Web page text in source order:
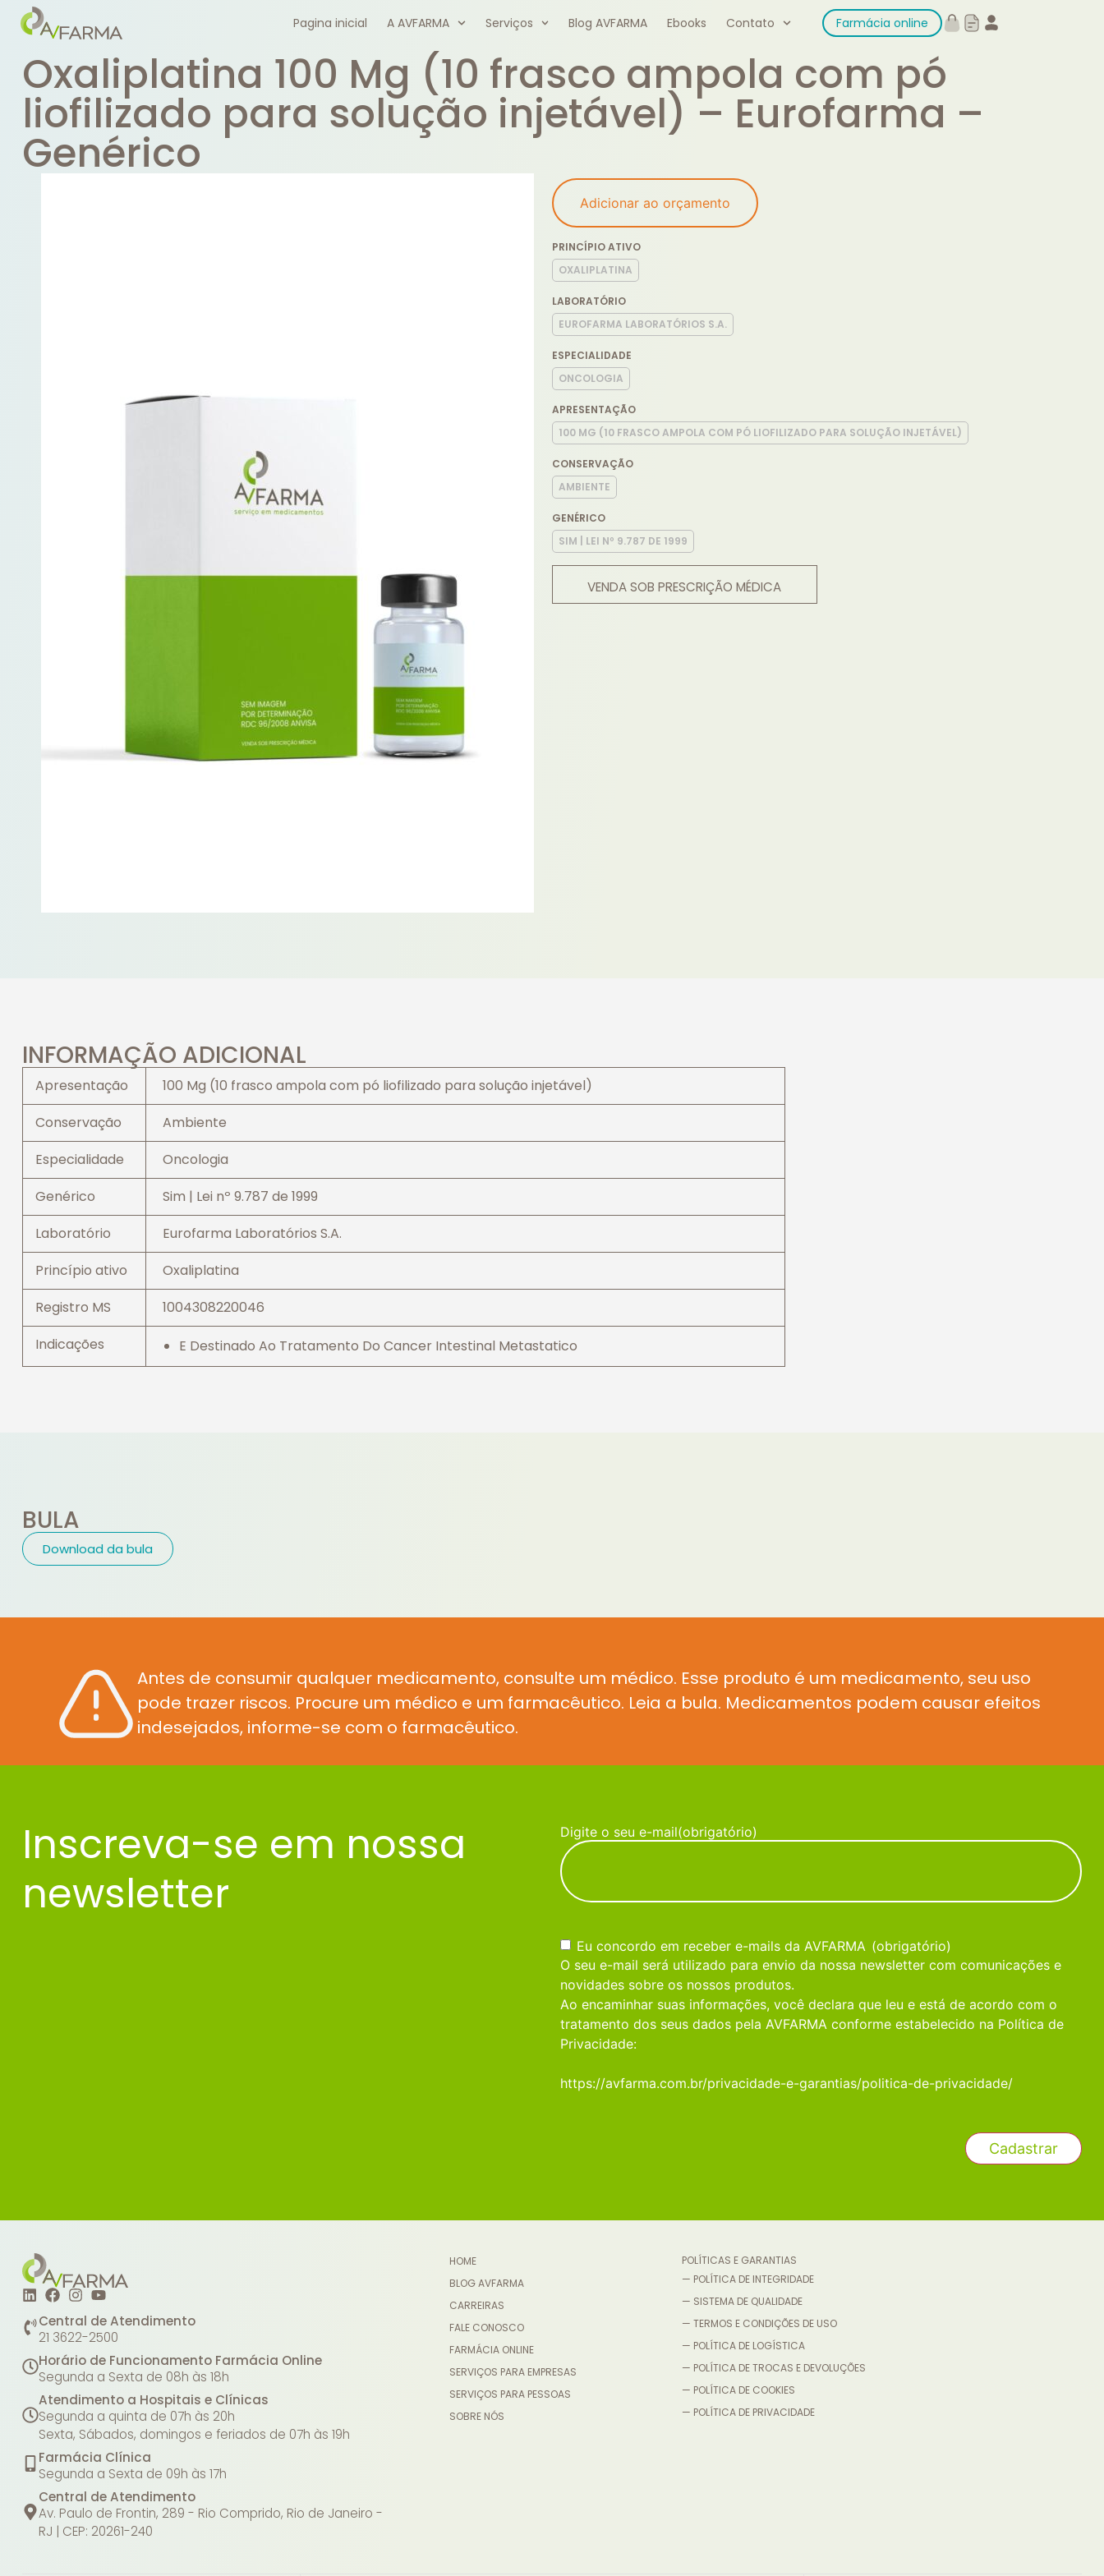
Pagina inicial A AVFARMA Serviços Blog AVFARMA Ebooks Contato Farmácia online
Oxaliplatina 100 Mg (10 frasco ampola com pó
liofilizado para solução injetável) – Eurofarma –
Genérico
Adicionar ao orçamento
PRINCÍPIO ATIVO
OXALIPLATINA
LABORATÓRIO
EUROFARMA LABORATÓRIOS S.A.
ESPECIALIDADE
ONCOLOGIA
APRESENTAÇÃO
100 MG (10 FRASCO AMPOLA COM PÓ LIOFILIZADO PARA SOLUÇÃO INJETÁVEL)
CONSERVAÇÃO
AMBIENTE
GENÉRICO
SIM | LEI Nº 9.787 DE 1999
VENDA SOB PRESCRIÇÃO MÉDICA
INFORMAÇÃO ADICIONAL
Apresentação
100 Mg (10 frasco ampola com pó liofilizado para solução injetável)
Conservação
Ambiente
Especialidade
Oncologia
Genérico
Sim | Lei nº 9.787 de 1999
Laboratório
Eurofarma Laboratórios S.A.
Princípio ativo
Oxaliplatina
Registro MS
1004308220046
Indicações
E Destinado Ao Tratamento Do Cancer Intestinal Metastatico
BULA
Download da bula
Antes de consumir qualquer medicamento, consulte um médico. Esse produto é um medicamento, seu uso
pode trazer riscos. Procure um médico e um farmacêutico. Leia a bula. Medicamentos podem causar efeitos
indesejados, informe-se com o farmacêutico.
Inscreva-se em nossa
newsletter
Digite o seu e-mail(obrigatório)
Consentimento(obrigatório)
Eu concordo em receber e-mails da AVFARMA (obrigatório)
O seu e-mail será utilizado para envio da nossa newsletter com comunicações e
novidades sobre os nossos produtos.
Ao encaminhar suas informações, você declara que leu e está de acordo com o
tratamento dos seus dados pela AVFARMA conforme estabelecido na Política de
Privacidade:
https://avfarma.com.br/privacidade-e-garantias/politica-de-privacidade/
Central de Atendimento
21 3622-2500
Horário de Funcionamento Farmácia Online
Segunda a Sexta de 08h às 18h
Atendimento a Hospitais e Clínicas
Segunda a quinta de 07h às 20h
Sexta, Sábados, domingos e feriados de 07h às 19h
Farmácia Clínica
Segunda a Sexta de 09h às 17h
Central de Atendimento
Av. Paulo de Frontin, 289 - Rio Comprido, Rio de Janeiro -
RJ | CEP: 20261-240
HOME
BLOG AVFARMA
CARREIRAS
FALE CONOSCO
FARMÁCIA ONLINE
SERVIÇOS PARA EMPRESAS
SERVIÇOS PARA PESSOAS
SOBRE NÓS
POLÍTICAS E GARANTIAS
— POLÍTICA DE INTEGRIDADE
— SISTEMA DE QUALIDADE
— TERMOS E CONDIÇÕES DE USO
— POLÍTICA DE LOGÍSTICA
— POLÍTICA DE TROCAS E DEVOLUÇÕES
— POLÍTICA DE COOKIES
— POLÍTICA DE PRIVACIDADE